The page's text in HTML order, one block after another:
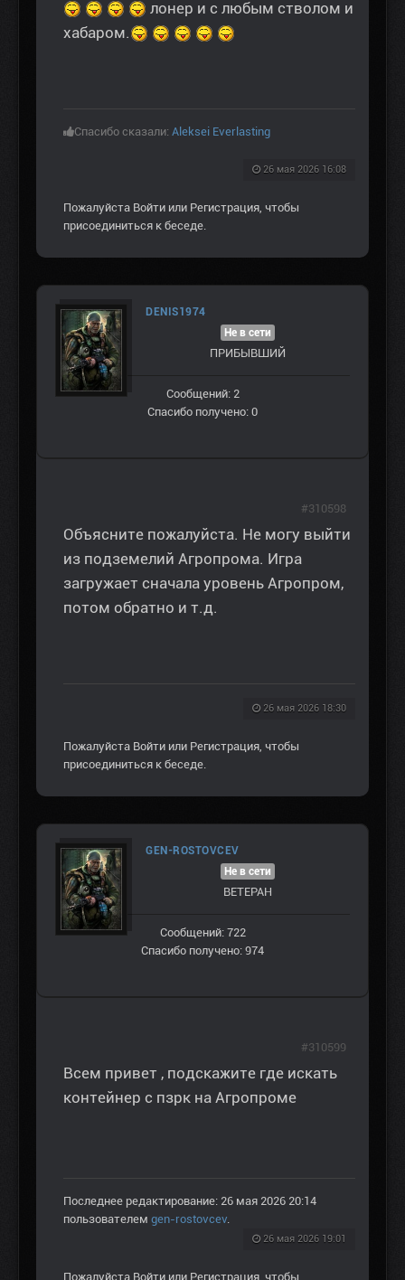
лонер и с любым стволом и
хабаром.
Спасибо сказали: Aleksei Everlasting
26 мая 2026 16:08
Пожалуйста Войти или Регистрация , чтобы
присоединиться к беседе.
DENIS1974
Не в сети
ПРИБЫВШИЙ
Сообщений: 2
Спасибо получено: 0
Объясните пожалуйста. Не могу выйти
из подземелий Агропрома. Игра
загружает сначала уровень Агропром,
потом обратно и т.д.
26 мая 2026 18:30
#310598
Пожалуйста Войти или Регистрация , чтобы
присоединиться к беседе.
GEN-ROSTOVCEV
Не в сети
ВЕТЕРАН
Сообщений: 722
Спасибо получено: 974
Всем привет , подскажите где искать
контейнер с пзрк на Агропроме
Последнее редактирование: 26 мая 2026 20:14
пользователем gen-rostovcev
26 мая 2026 19:01
#310599
Пожалуйста Войти или Регистрация , чтобы